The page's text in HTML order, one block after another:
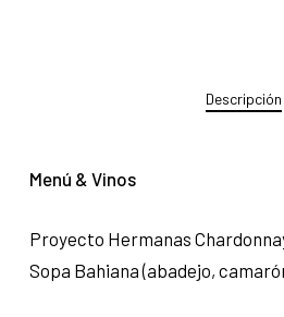
Descripción
Menú & Vinos
Proyecto Hermanas
Sopa Bahiana (abadejo,